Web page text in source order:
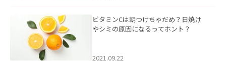
ビタミンCは朝つけちゃだめ？日焼け
やシミの原因になるってホント？
2021.09.22